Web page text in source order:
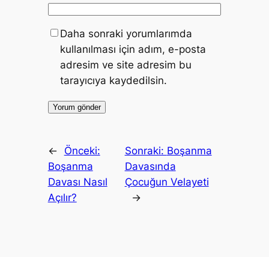
Daha sonraki yorumlarımda
kullanılması için adım, e-posta
adresim ve site adresim bu
tarayıcıya kaydedilsin.
←
Önceki:
Boşanma
Davası Nasıl
Açılır?
Sonraki: Boşanma
Davasında
Çocuğun Velayeti
→